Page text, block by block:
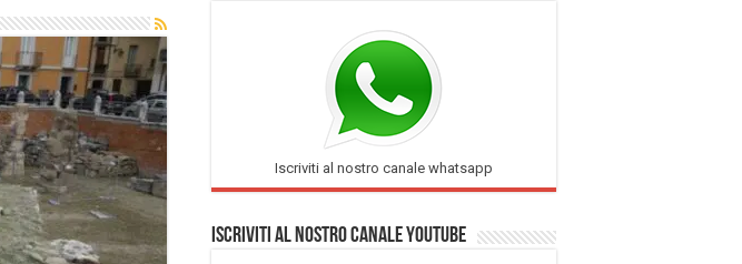
Iscriviti al nostro canale whatsapp
Iscriviti al nostro Canale Youtube